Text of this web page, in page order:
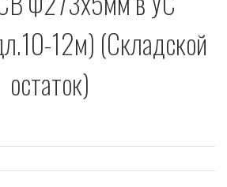
12м) (Складской
остаток)